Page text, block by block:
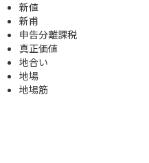
新値
新甫
申告分離課税
真正価値
地合い
地場
地場筋